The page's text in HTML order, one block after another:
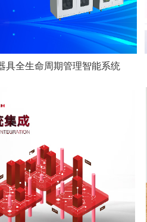
具全生命周期管理智能系统